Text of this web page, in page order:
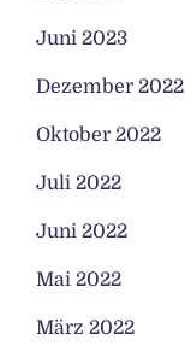
Juni 2023
Dezember 2022
Oktober 2022
Juli 2022
Juni 2022
Mai 2022
März 2022